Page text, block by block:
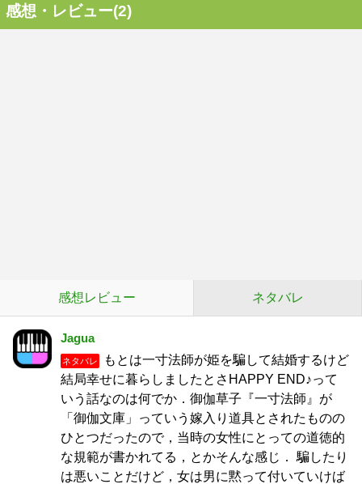
感想・レビュー(2)
感想レビュー ネタバレ
Jagua
ネタバレ
もとは一寸法師が姫を騙して結婚するけど
結局幸せに暮らしましたとさHAPPY END♪って
いう話なのは何でか．御伽草子『一寸法師』が
「御伽文庫」っていう嫁入り道具とされたものの
ひとつだったので，当時の女性にとっての道徳的
な規範が書かれてる，とかそんな感じ． 騙したり
は悪いことだけど，女は男に黙って付いていけば